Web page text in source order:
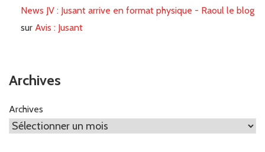
News JV : Jusant arrive en format physique - Raoul le blog
sur Avis : Jusant
Archives
Archives